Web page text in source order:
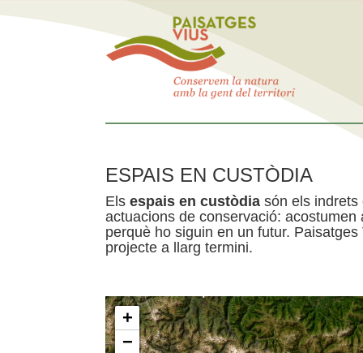
ESPAIS EN CUSTÒDIA
Els espais en custòdia són els indrets
actuacions de conservació:
perquè ho siguin en un futur.
projecte a llarg termini.
+
−